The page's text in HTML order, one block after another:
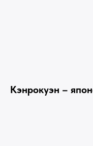
Кэнрокуэн –